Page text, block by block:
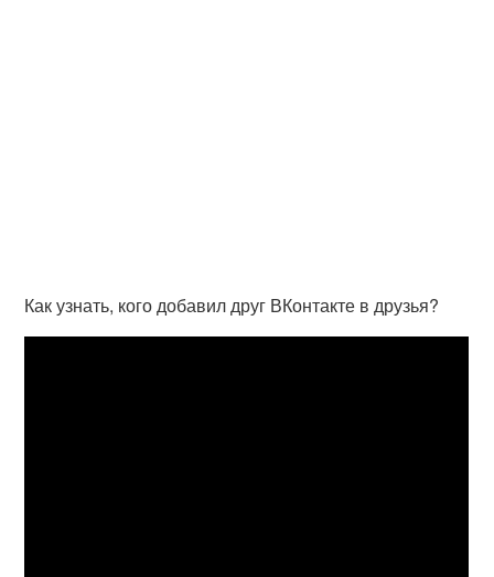
Как узнать, кого добавил друг ВКонтакте в друзья?